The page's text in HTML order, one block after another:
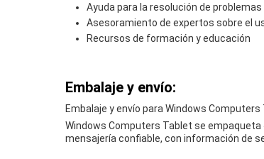
Ayuda para la resolución de
Asesoramiento de expertos sobre el
Recursos de formación y educación
Embalaje y envío:
Embalaje y envío para Windows Computers
Windows Computers Tablet se empaqueta
mensajería confiable, con información de